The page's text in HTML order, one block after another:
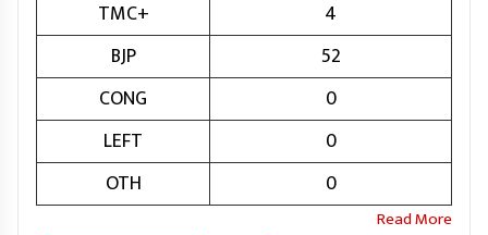
TMC+
4
BJP
52
CONG
0
LEFT
0
OTH
0